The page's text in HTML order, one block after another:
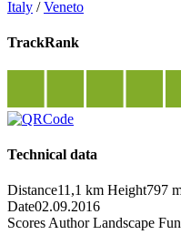
Italy /Veneto
TrackRank
Technical data
Distance11,1 km Height797
Date02.09.2016
Scores Author Landscape